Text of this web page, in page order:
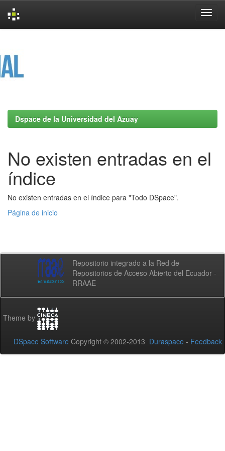
Dspace de la Universidad del Azuay
No existen entradas en el
índice
No existen entradas en el índice para "Todo DSpace".
Página de inicio
Repositorio integrado a la Red de
Repositorios de Acceso Abierto del Ecuador -
RRAAE
Theme by
DSpace Software Copyright © 2002-2013 Duraspace - Feedback